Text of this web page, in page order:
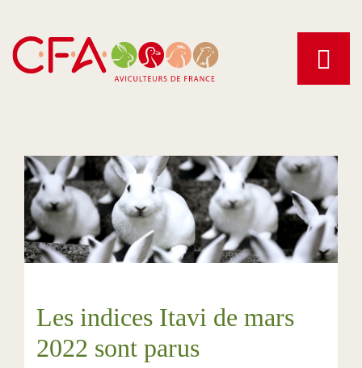
contenu
principal
Les indices Itavi de mars
2022 sont parus